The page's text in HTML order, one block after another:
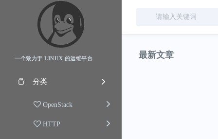
一个致力于 LINUX 的运维平台
分类
OpenStack
HTTP
最新文章